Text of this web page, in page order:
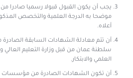
يجب أن يكون القبول قبولا رسميا صادرا من
موضحا به الدرجة العلمية والتخصص
أعلاه.
أن تتم معادلة الشهادات السابقة الصادرة
سلطنة عمان من قبل وزارة التعليم العالي
العلمي والابتكار.
أن تكون الشهادات الصادرة من مؤسسات